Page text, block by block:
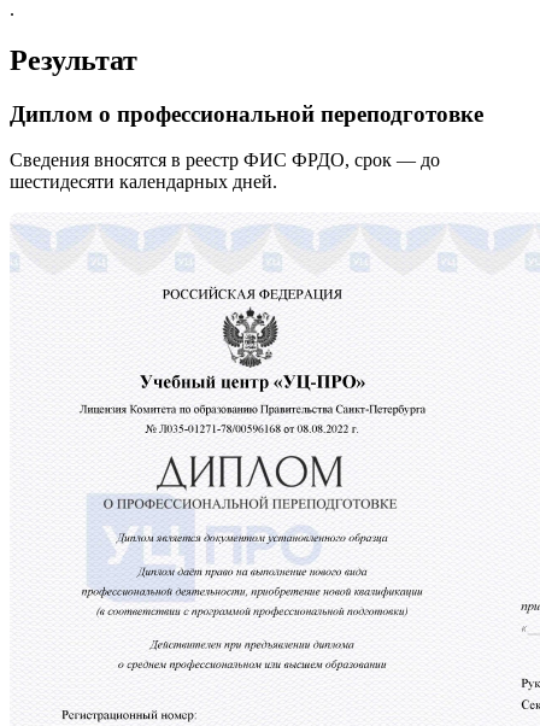
.
Результат
Диплом о профессиональной переподготовке
Сведения вносятся в реестр ФИС ФРДО, срок — до
шестидесяти календарных дней.